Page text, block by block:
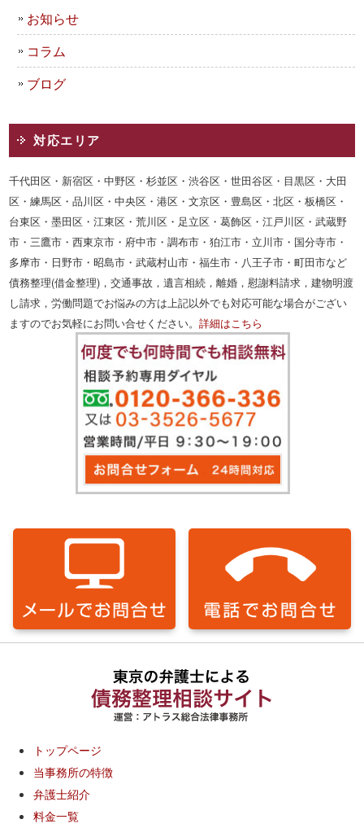
お知らせ
コラム
ブログ
対応エリア
千代田区・新宿区・中野区・杉並区・渋谷区・世田谷区・目黒区・大田
区・練馬区・品川区・中央区・港区・文京区・豊島区・北区・板橋区・
台東区・墨田区・江東区・荒川区・足立区・葛飾区・江戸川区・武蔵野
市・三鷹市・西東京市・府中市・調布市・狛江市・立川市・国分寺市・
多摩市・日野市・昭島市・武蔵村山市・福生市・八王子市・町田市など
債務整理(借金整理)，交通事故，遺言相続，離婚，慰謝料請求，建物明渡
し請求，労働問題でお悩みの方は上記以外でも対応可能な場合がござい
ますのでお気軽にお問い合せください。詳細はこちら
トップページ
当事務所の特徴
弁護士紹介
料金一覧